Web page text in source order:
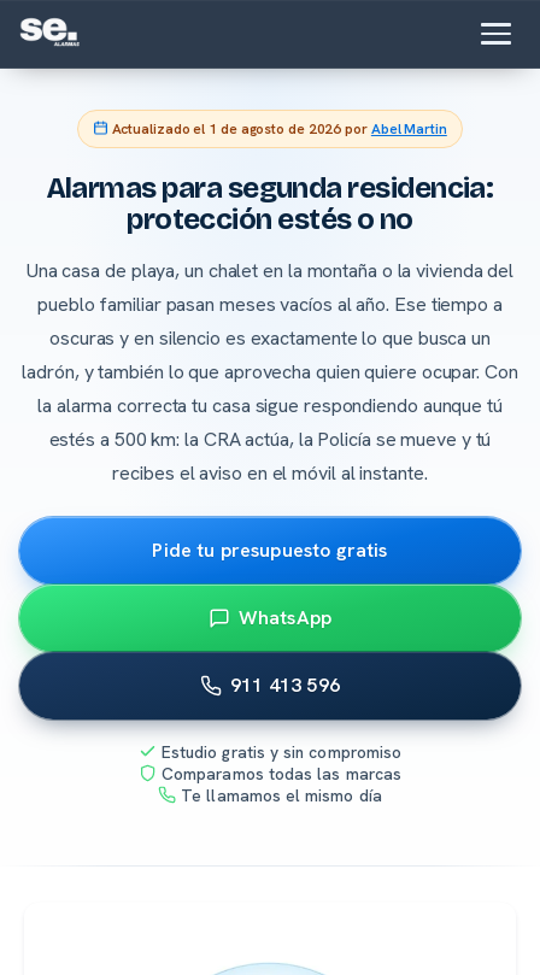
Actualizado el 1 de agosto de 2026porAbel Martin
Alarmas para segunda residencia:
protección estés o no
Una casa de playa, un chalet en la montaña o la vivienda del
pueblo familiar pasan meses vacíos al año. Ese tiempo a
oscuras y en silencio es exactamente lo que busca un
ladrón, y también lo que aprovecha quien quiere ocupar. Con
la alarma correcta tu casa sigue respondiendo aunque tú
estés a 500 km: la CRA actúa, la Policía se mueve y tú
recibes el aviso en el móvil al instante.
Pide tu presupuesto gratis
WhatsApp
911 413 596
Estudio gratis y sin compromiso
Comparamos todas las marcas
Te llamamos el mismo día